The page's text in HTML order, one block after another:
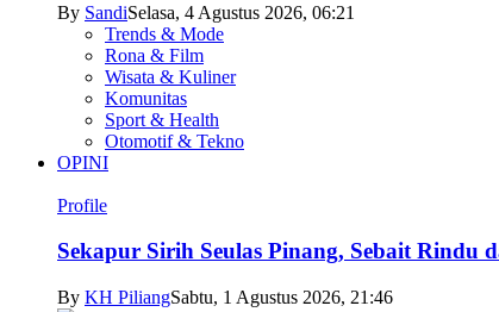
By SandiSelasa, 4 Agustus 2026, 06:21
Trends & Mode
Rona & Film
Wisata & Kuliner
Komunitas
Sport & Health
Otomotif & Tekno
OPINI
Profile
Sekapur Sirih Seulas Pinang, Sebait Rindu
By KH PiliangSabtu, 1 Agustus 2026, 21:46